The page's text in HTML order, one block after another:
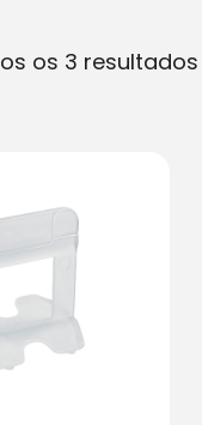
os 3 resultadosO